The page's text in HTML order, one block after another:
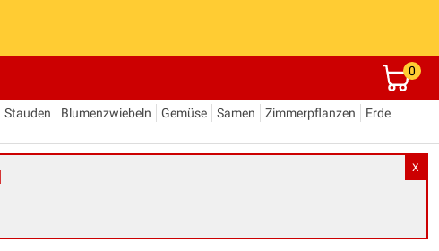
0
Stauden Blumenzwiebeln Gemüse Samen Zimmerpflanzen
Erde
X